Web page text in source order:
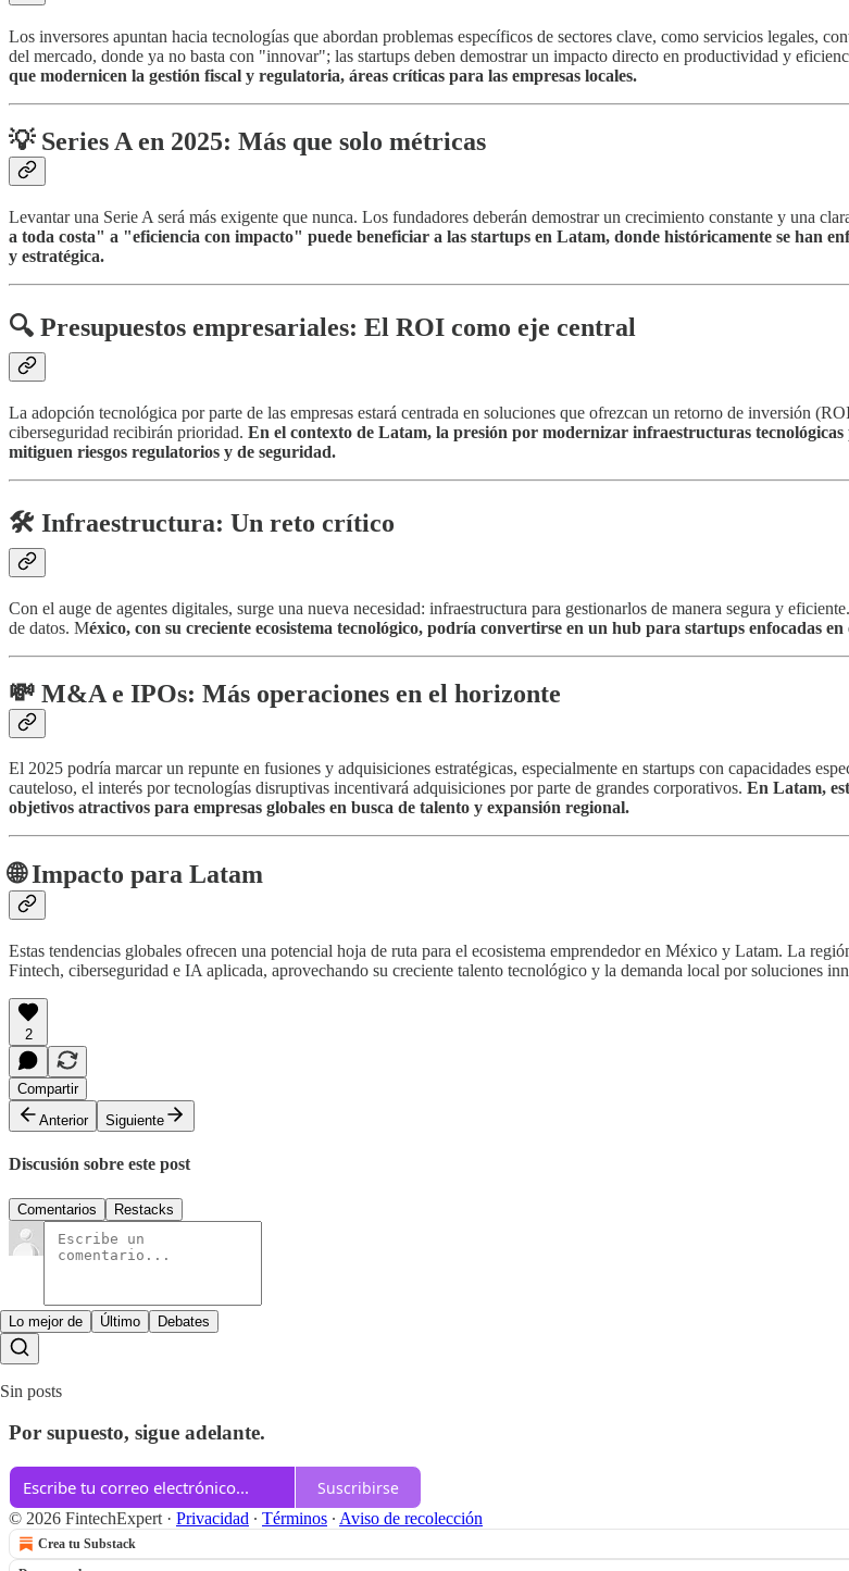
Los inversores apuntan hacia tecnologías que abordan problemas específicos de sectores clave, como servicios legales,
del mercado, donde ya no basta con "innovar"; las startups deben demostrar un impacto directo en productividad y
que modernicen la gestión fiscal y regulatoria, áreas críticas para las empresas locales.
💡 Series A en 2025: Más que solo métricas
Levantar una Serie A será más exigente que nunca. Los fundadores deberán demostrar un crecimiento constante y una
a toda costa" a "eficiencia con impacto" puede beneficiar a las startups en Latam, donde históricamente se han
y estratégica.
🔍 Presupuestos empresariales: El ROI como eje central
La adopción tecnológica por parte de las empresas estará centrada en soluciones que ofrezcan un retorno de inversión
ciberseguridad recibirán prioridad. En el contexto de Latam, la presión por modernizar infraestructuras
mitiguen riesgos regulatorios y de seguridad.
🛠️ Infraestructura: Un reto crítico
Con el auge de agentes digitales, surge una nueva necesidad: infraestructura para gestionarlos de manera segura y
de datos. México, con su creciente ecosistema tecnológico, podría convertirse en un hub para startups enfocadas
💸 M&A e IPOs: Más operaciones en el horizonte
El 2025 podría marcar un repunte en fusiones y adquisiciones estratégicas, especialmente en startups con capacidades
cauteloso, el interés por tecnologías disruptivas incentivará adquisiciones por parte de grandes corporativos. En Latam,
objetivos atractivos para empresas globales en busca de talento y expansión regional.
🌐Impacto para Latam
Estas tendencias globales ofrecen una potencial hoja de ruta para el ecosistema emprendedor en México y Latam. La
Fintech, ciberseguridad e IA aplicada, aprovechando su creciente talento tecnológico y la demanda local por soluciones
2
Compartir
Anterior
Siguiente
Discusión sobre este post
Comentarios Restacks
Lo mejor de Último Debates
Sin posts
Por supuesto, sigue adelante.
Suscribirse
© 2026 FintechExpert · Privacidad ∙ Términos ∙ Aviso de recolección
Crea tu Substack